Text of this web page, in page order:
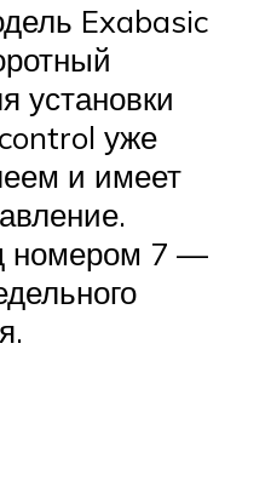
Exabasic
установки
уже
и имеет
номером 7 —